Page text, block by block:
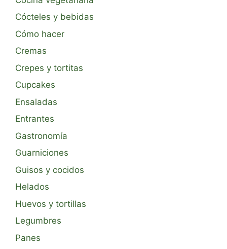
Cócteles y bebidas
Cómo hacer
Cremas
Crepes y tortitas
Cupcakes
Ensaladas
Entrantes
Gastronomía
Guarniciones
Guisos y cocidos
Helados
Huevos y tortillas
Legumbres
Panes